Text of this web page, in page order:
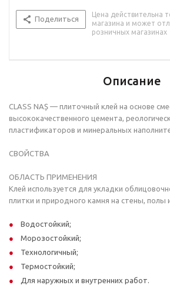
Поделиться
Цена действительна
магазина и может
розничных магазинах
Описание
CLASS NAȘ — плиточный клей на основе
высококачественного цемента,
пластификаторов и минеральных
СВОЙСТВА
ОБЛАСТЬ ПРИМЕНЕНИЯ
Клей используется для укладки
плитки и природного камня на стены, полы
Водостойкий;
Морозостойкий;
Технологичный;
Термостойкий;
Для наружных и внутренних работ.